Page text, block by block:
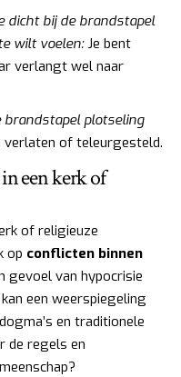
dicht bij de brandstapel
wilt voelen:Je bent
verlangt wel naar
plotseling
of teleurgesteld.
een kerk of
of religieuze
op conflicten binnen
gevoel van hypocrisie
een weerspiegeling
en traditionele
de regels en